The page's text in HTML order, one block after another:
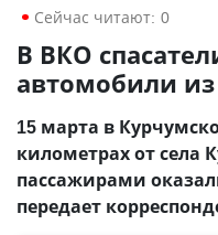
Сейчас читают: 0
В ВКО
автомобили
15 марта в
километрах от села
пассажирами
передает